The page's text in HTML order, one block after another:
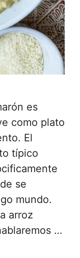
es
como plato
El
típico
se
mundo.
arroz
…